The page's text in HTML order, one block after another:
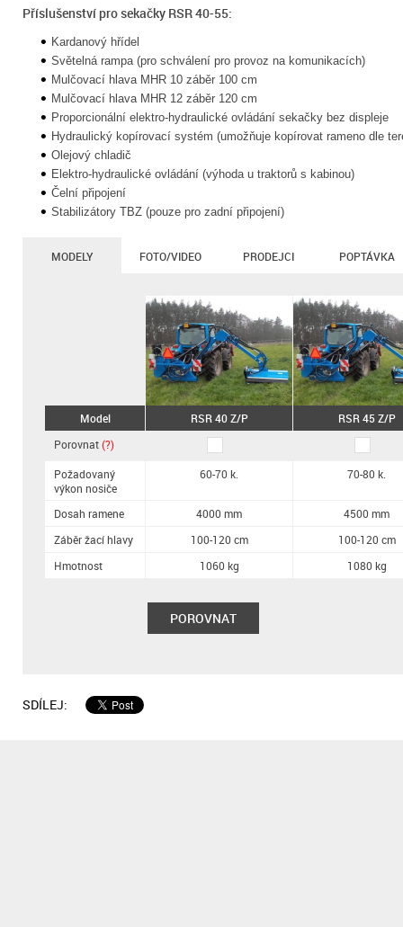
Příslušenství pro sekačky RSR 40-55:
Kardanový hřídel
Světelná rampa (pro schválení pro provoz na komunikacích)
Mulčovací hlava MHR 10 záběr 100 cm
Mulčovací hlava MHR 12 záběr 120 cm
Proporcionální elektro-hydraulické ovládání sekačky bez displeje
Hydraulický kopírovací systém (umožňuje kopírovat rameno dle
Olejový chladič
Elektro-hydraulické ovládání (výhoda u traktorů s kabinou)
Čelní připojení
Stabilizátory TBZ (pouze pro zadní připojení)
MODELY FOTO/VIDEO PRODEJCI POPTÁVKA
Model
Porovnat(?)
Požadovaný
výkon nosiče
Dosah ramene
Záběr žací hlavy
Hmotnost
RSR 40 Z/P RSR 45 Z/P
60-70 k. 70-80 k.
4000 mm
4500 mm
100-120 cm
100-120 cm
1060 kg
1080 kg
POROVNAT
SDÍLEJ: